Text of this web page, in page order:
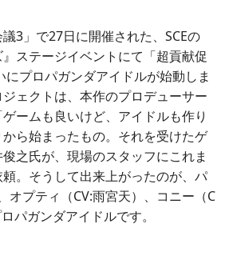
3」で27日に開催された、SCEの
』ステージイベントにて「超貢献促
プロパガンダアイドルが始動しま
ェクトは、本作のプロデューサー
ームも良いけど、アイドルも作り
ら始まったもの。それを受けたゲ
之氏が、現場のスタッフにこれま
。そうして出来上がったのが、パ
オプティ（CV:雨宮天）、コニー（C
パガンダアイドルです。